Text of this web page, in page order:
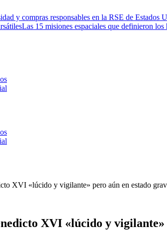
y compras responsables en la RSE de Estados
Las 15 misiones espaciales que definieron
XVI «lúcido y vigilante» pero aún en estado
XVI «lúcido y vigilante»